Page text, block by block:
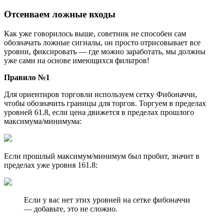
Отсеиваем ложные входы
Как уже говорилось выше, советник не способен сам
обозначать ложные сигналы, он просто отрисовывает все
уровни, фиксировать — где можно заработать, мы должны
уже сами на основе имеющихся фильтров!
Правило №1
Для ориентиров торговли используем сетку Фибоначчи,
чтобы обозначить границы для торгов. Торгуем в пределах
уровней 61.8, если цена движется в пределах прошлого
максимума/минимума:
Если прошлый максимум/минимум был пробит, значит в
пределах уже уровня 161.8:
Если у вас нет этих уровней на сетке фибоначчи
— добавьте, это не сложно.